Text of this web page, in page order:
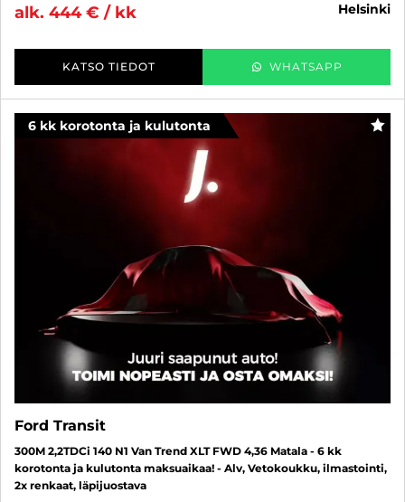
alk. 444 € / kk
helsinki
KATSO TIEDOT WHATSAPP
6 kk korotonta ja kulutonta
Ford Transit
300M 2,2TDCi 140 N1 Van Trend XLT FWD 4,36 Matala - 6 kk
korotonta ja kulutonta maksuaikaa! - Alv, Vetokoukku, ilmastointi,
2x renkaat, läpijuostava